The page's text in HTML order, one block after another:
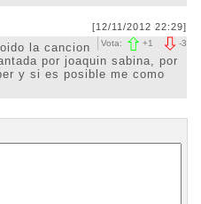
[12/11/2012 22:29]
-3
Vota: +1
la cancion
por joaquin sabina, por
y si es posible me como